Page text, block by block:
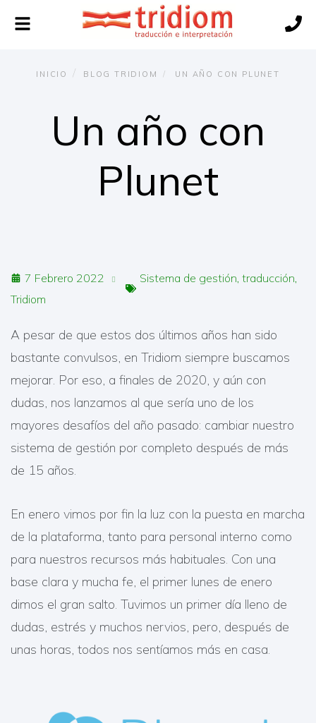
Alternar
navegación
INICIO BLOG TRIDIOM UN AÑO CON PLUNET
Un año con
Plunet
7 Febrero 2022 Sistema de gestión traducción
Tridiom
A pesar de que estos dos últimos años han sido
bastante convulsos, en Tridiom siempre buscamos
mejorar. Por eso, a finales de 2020, y aún con
dudas, nos lanzamos al que sería uno de los
mayores desafíos del año pasado: cambiar nuestro
sistema de gestión por completo después de más
de 15 años.
En enero vimos por fin la luz con la puesta en marcha
de la plataforma, tanto para personal interno como
para nuestros recursos más habituales. Con una
base clara y mucha fe, el primer lunes de enero
dimos el gran salto. Tuvimos un primer día lleno de
dudas, estrés y muchos nervios, pero, después de
unas horas, todos nos sentíamos más en casa.